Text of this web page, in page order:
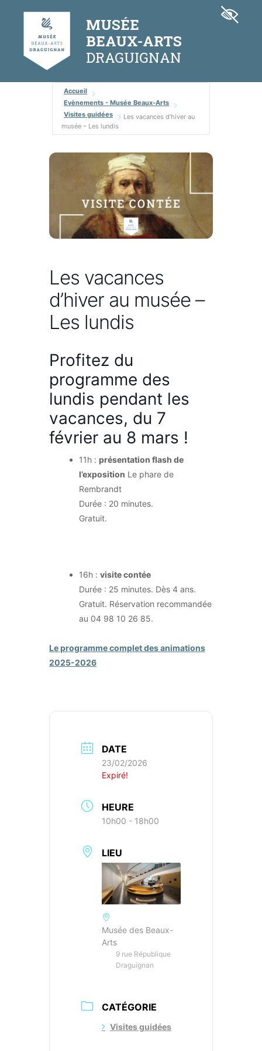
MUSÉE
BEAUX-ARTS
Accueil
Evènements - Musée Beaux-Arts
Visites guidées
Les vacances d’hiver au
musée – Les lundis
Les vacances
d’hiver au musée –
Les lundis
Profitez du
programme des
lundis pendant les
vacances, du 7
février au 8 mars !
11h : présentation flash de
l’exposition Le phare de
Rembrandt
Durée : 20 minutes.
Gratuit.
16h : visite contée
Durée : 25 minutes. Dès 4 ans.
Gratuit. Réservation recommandée
au 04 98 10 26 85.
Le programme complet des animations
2025-2026
DATE
23/02/2026
Expiré!
HEURE
10h00 - 18h00
LIEU
Musée des Beaux-
Arts
9 rue République
Draguignan
CATÉGORIE
Visites guidées